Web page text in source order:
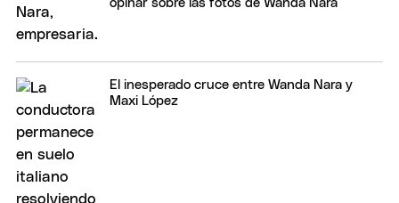
opinar sobre las fotos de Wanda Nara
El inesperado cruce entre Wanda Nara y
Maxi López